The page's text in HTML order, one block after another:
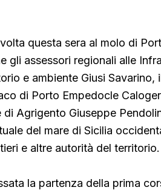
questa sera al molo di
gli assessori regionali alle
e ambiente Giusi Savarino,
di Porto Empedocle
Agrigento Giuseppe
del mare di Sicilia
e altre autorità del territorio.
la partenza della prima